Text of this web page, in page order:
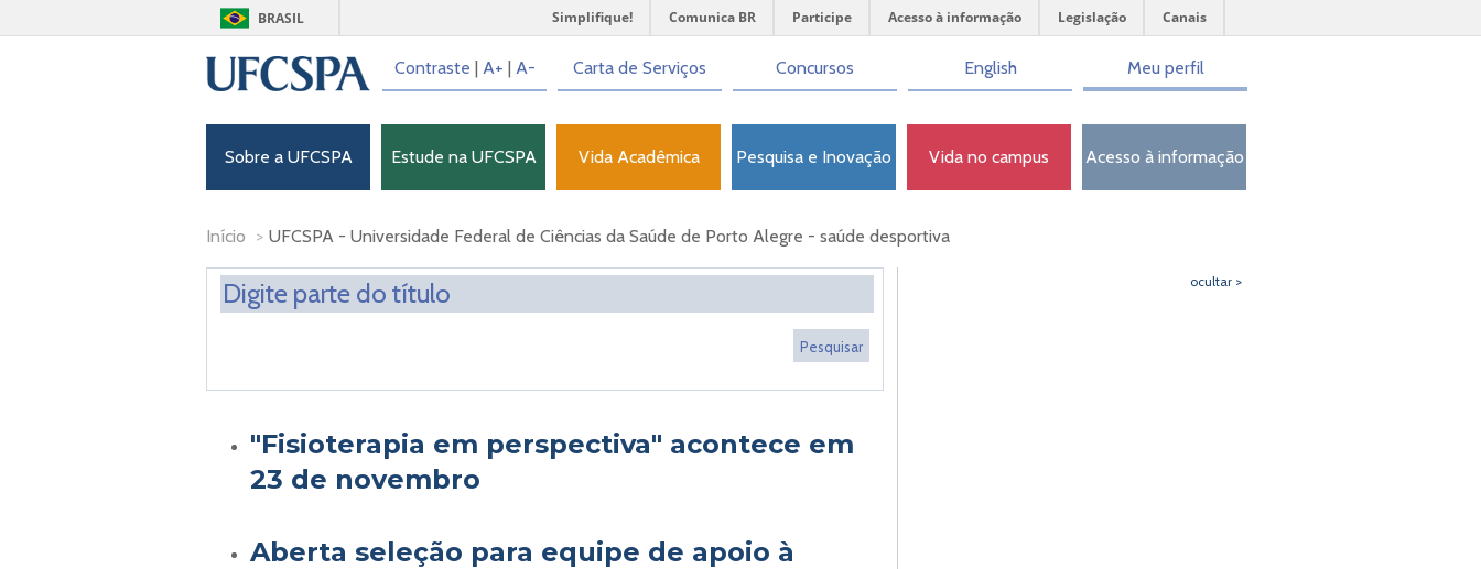
BRASIL Simplifique! Comunica BR Participe Acesso à informação Legislação Canais
Contraste | A+ | A- Carta de Serviços Concursos English Meu perfil
Sobre a UFCSPA Estude na UFCSPA Vida Acadêmica Pesquisa e Inovação Vida no campus Acesso à informação
Início > UFCSPA - Universidade Federal de Ciências da Saúde de Porto Alegre - saúde desportiva
"Fisioterapia em perspectiva" acontece em
23 de novembro
Aberta seleção para equipe de apoio à
ocultar >